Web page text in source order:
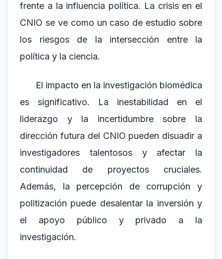
frente a la influencia política. La crisis en el
CNIO se ve como un caso de estudio sobre
los riesgos de la intersección entre la
política y la ciencia.
El impacto en la investigación biomédica
es significativo. La inestabilidad en el
liderazgo y la incertidumbre sobre la
dirección futura del CNIO pueden disuadir a
investigadores talentosos y afectar la
continuidad de proyectos cruciales.
Además, la percepción de corrupción y
politización puede desalentar la inversión y
el apoyo público y privado a la
investigación.